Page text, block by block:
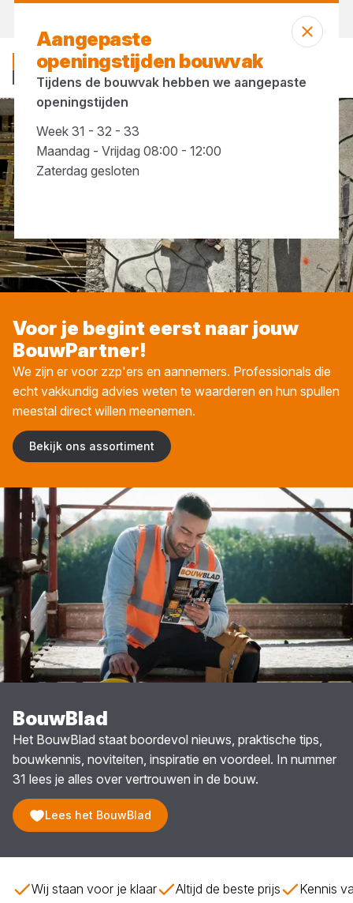
Voor je begint eerst naar jouw
BouwPartner!
We zijn er voor zzp'ers en aannemers. Professionals die
echt vakkundig advies weten te waarderen en hun spullen
meestal direct willen meenemen.
Bekijk ons assortiment
BouwBlad
Het BouwBlad staat boordevol nieuws, praktische tips,
bouwkennis, noviteiten, inspiratie en voordeel. In nummer
31 lees je alles over vertrouwen in de bouw.
Lees het BouwBlad
Wij staan voor je klaar Altijd de beste prijs Kennis
Aangepaste
openingstijden bouwvak
Tijdens de bouwvak hebben we aangepaste
openingstijden
Week 31 - 32 - 33
Maandag - Vrijdag 08:00 - 12:00
Zaterdag gesloten